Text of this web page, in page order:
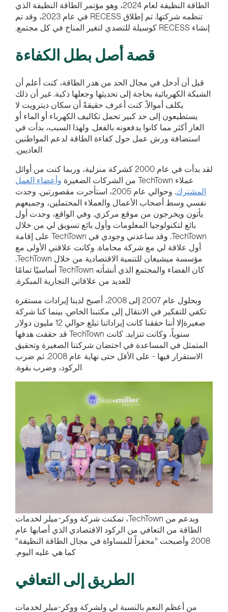
الطاقة النظيفة لعام 2024، وهو مؤتمر الطاقة النظيفة الذي
تنظمه شركتها. تم إطلاق RECESS في عام 2023، وقد تم
إنشاء RECESS كوسيلة للتصدي لتغير المناخ في كل مجتمع.
قصة أصل بطل الكفاءة
قبل أن أدخل في مجال الحد من هدر الطاقة، كنت أعلم أن
الشبكة الكهربائية بحاجة إلى تحديثها وجعلها ذكية. غير أن ذلك
يكلف أموالاً. كنت أعرف حقيقةً أن سكان ديترويت لا
يستطيعون إلى حد كبير تحمل تكاليف الكهرباء أو الماء أو
الغاز أكثر مما كانوا يدفعونه بالفعل. ولهذا السبب، بدأت في
استضافة ورش عمل حول كفاءة الطاقة لدعم المواطنين
العاديين.
لقد بدأت في عام 2000 كشركة منزلية، وربما كنت من أوائل
عملاء TechTown من الشركات الصغيرة
وأعضاء العمل
المشترك
. وحوالي عام 2005، استأجرت مقصورتين. وجدت
نفسي وسط أصحاب الأعمال والعملاء المحتملين، وجميعهم
يأتون ويخرجون من موقع مركزي. وفي الواقع، وجدت أول
بائع لتكنولوجيا المعلومات وأول بائع تسويق لي من خلال
TechTown. وقد ساعدني وجودي في TechTown على إقامة
أول علاقة لي مع شركة محاماة. وكانت علاقتي الأولى مع
مؤسسة ميشيغان للتنمية الاقتصادية من خلال TechTown.
كان الفضاء والمجتمع الذي أنشأته TechTown أساسيًا تمامًا
للعديد من علاقاتي التجارية المبكرة.
وبحلول عام 2007 إلى 2008، أصبح لدينا إيرادات مستقرة
تكفي للتفكير في الانتقال إلى مكتبنا الخاص. بينما كنا شركة
صغيرةإلا أننا حققنا
كانت إيراداتنا تبلغ حوالي 12 مليون دولار
سنوياً، وكانت تتزايد. كانت TechTown قد حققت هدفها
المتمثل في المساعدة في احتضان شركتنا الصغيرة وتحقيق
الاستقرار فيها - على الأقل حتى نهاية عام 2008. ثم ضرب
الركود، وضرب بقوة.
وبدعم من TechTown، تمكنت شركة ووكر-ميلر لخدمات
الطاقة من التعافي من الركود الاقتصادي الذي أصابها عام
2008 وأصبحت "محفزاً للمساواة في مجال الطاقة النظيفة"
كما هي عليه اليوم.
الطريق إلى التعافي
من أعظم النعم بالنسبة لي ولشركة ووكر-ميلر لخدمات